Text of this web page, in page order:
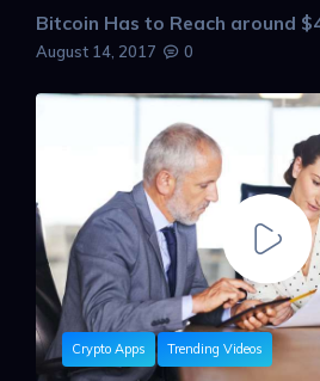
Bitcoin Has to Reach around
August 14, 2017 0
Crypto Apps Trending Videos